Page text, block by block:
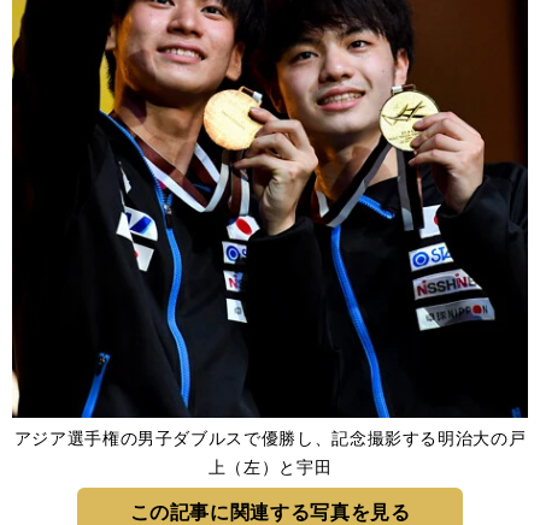
アジア選手権の男子ダブルスで優勝し、記念撮影する明治大の戸
上（左）と宇田
この記事に関連する写真を見る